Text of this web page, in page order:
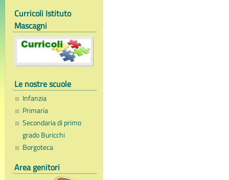
Curricoli Istituto
Mascagni
Le nostre scuole
Infanzia
Primaria
Secondaria di primo
grado Buricchi
Borgoteca
Area genitori